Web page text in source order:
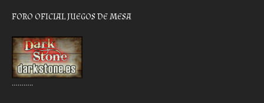
FORO OFICIAL JUEGOS DE MESA
………..